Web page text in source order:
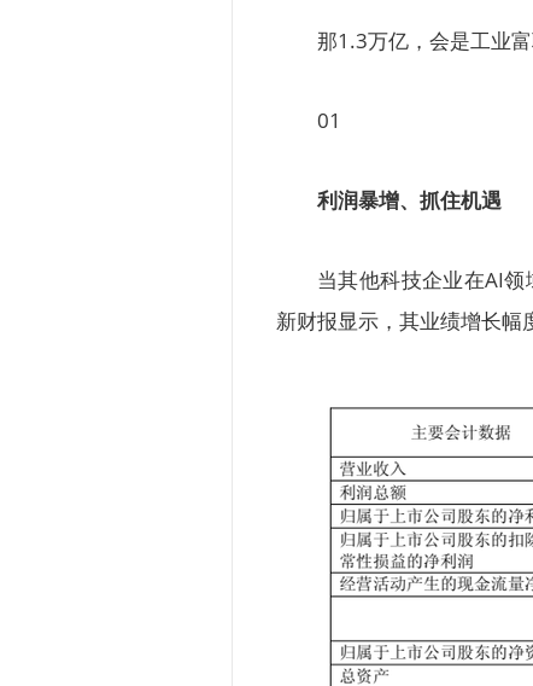
那1.3万亿，会是工业
01
利润暴增、抓住机遇
当其他科技企业在AI
新财报显示，其业绩增长幅